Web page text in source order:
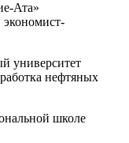
Ата»
университет
нефтяных
школе